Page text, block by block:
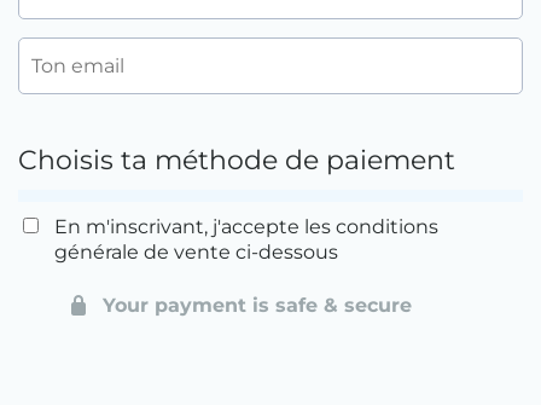
Choisis ta méthode de paiement
En m'inscrivant, j'accepte les conditions
générale de vente ci-dessous
Your payment is safe & secure